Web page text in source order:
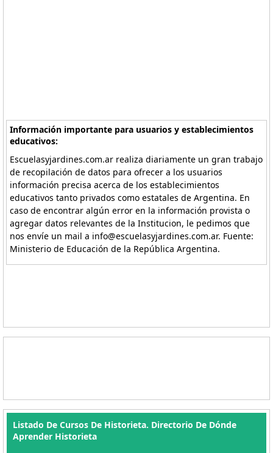
Información importante para usuarios y establecimientos
educativos:
Escuelasyjardines.com.ar realiza diariamente un gran trabajo
de recopilación de datos para ofrecer a los usuarios
información precisa acerca de los establecimientos
educativos tanto privados como estatales de Argentina. En
caso de encontrar algún error en la información provista o
agregar datos relevantes de la Institucion, le pedimos que
nos envíe un mail a info@escuelasyjardines.com.ar. Fuente:
Ministerio de Educación de la República Argentina.
Listado De Cursos De Historieta. Directorio De Dónde
Aprender Historieta